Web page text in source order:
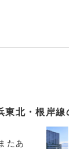
北・根岸線
たあ